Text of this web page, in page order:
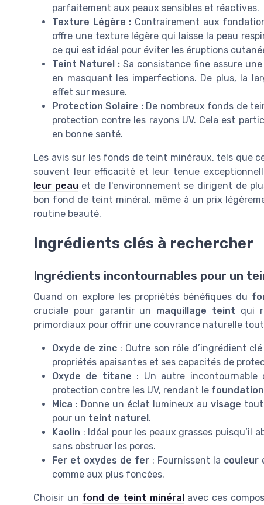
parfaitement aux peaux sensibles et réactives.
Texture Légère : Contrairement aux
offre une texture légère qui laisse la peau
ce qui est idéal pour éviter les éruptions
Teint Naturel : Sa consistance fine assure
en masquant les imperfections. De plus, la
effet sur mesure.
Protection Solaire :De nombreux fonds de
protection contre les rayons UV. Cela est
en bonne santé.
Les avis sur les fonds de teint minéraux, tels que
souvent leur efficacité et leur tenue
leur peau et de l'environnement se dirigent de
bon fond de teint minéral, même à un prix
routine beauté.
Ingrédients clés à rechercher
Ingrédients incontournables pour un
Quand on explore les propriétés bénéfiques du
cruciale pour garantir un maquillage teint qui
primordiaux pour offrir une couvrance naturelle
Oxyde de zinc : Outre son rôle d’ingrédient
propriétés apaisantes et ses capacités de
Oxyde de titane : Un autre incontournable
protection contre les UV, rendant le foundation
Mica : Donne un éclat lumineux au visage
pour un teint naturel.
Kaolin : Idéal pour les peaux grasses puisqu’il
sans obstruer les pores.
Fer et oxydes de fer : Fournissent la couleur
comme aux plus foncées.
Choisir un fond de teint minéralavec ces